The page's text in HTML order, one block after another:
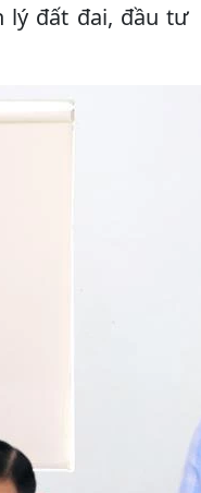
lý đất đai, đầu tư